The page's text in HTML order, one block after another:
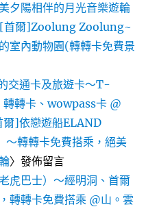
夕陽相伴的月光音樂遊輪
[首爾]Zoolung Zoolung~
室內動物園(轉轉卡免費景
交通卡及旅遊卡～T-
轉卡、wowpass卡 @
爾]依戀遊船ELAND
～轉轉卡免費搭乘，絕美
〉發佈留言
虎巴士）～經明洞、首爾
轉轉卡免費搭乘 @山。雲